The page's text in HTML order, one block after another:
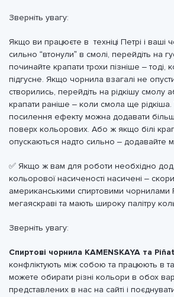
Зверніть увагу:
Якщо ви працюєте в техніці Петрі і ваші
сильно “втонули” в смолі, перейдіть на
починайте крапати трохи пізніше – тоді,
підгусне. Якщо чорнила взагалі не
створились, перейдіть на рідкішу смолу
крапати раніше – коли смола ще
посилення ефекту можна додавати
поверх кольорових. Або ж якщо білі
опускаються надто сильно – додавайте
✅ Якщо ж вам для роботи необхідно
кольорової насиченості насичені –
американськими спиртовими чорнилами
мегаяскраві та мають широку палітру
Зверніть увагу:
Спиртові чорнила KAMENSKAYA та
конфліктують між собою та працюють в
можете обирати різні кольори в обох
представлених в нас на сайті і